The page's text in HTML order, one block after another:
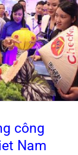
số Make in
công
Nam